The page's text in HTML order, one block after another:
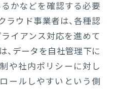
かなどを確認する必要
ラウド事業者は、各種認
イアンス対応を進めて
、データを自社管理下に
や社内ポリシーに対し
ールしやすいという側